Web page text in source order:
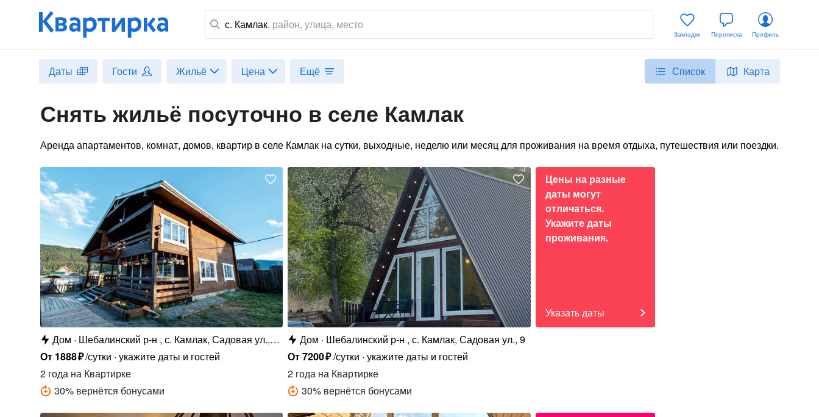
с. Камлак, район, улица, место
Закладки Переписка Профиль
Даты Гости Жильё Цена Ещё Список Карта
Снять жильё посуточно в селе Камлак
Аренда апартаментов, комнат, домов, квартир в селе Камлак на сутки, выходные, неделю или месяц для проживания на время отдыха, путешествия или поездки.
Дом
Шебалинский р-н , с. Камлак, Садовая ул.,
6Б
От 1888₽/сутки укажите даты и гостей
2 годана Квартирке
30% вернётся бонусами
Дом
Шебалинский р-н , с. Камлак, Садовая ул., 9
От7200₽/сутки укажите даты и гостей
2 года на Квартирке
30% вернётся бонусами
Цены на разные
даты могут
отличаться.
Укажите даты
проживания.
Указать даты